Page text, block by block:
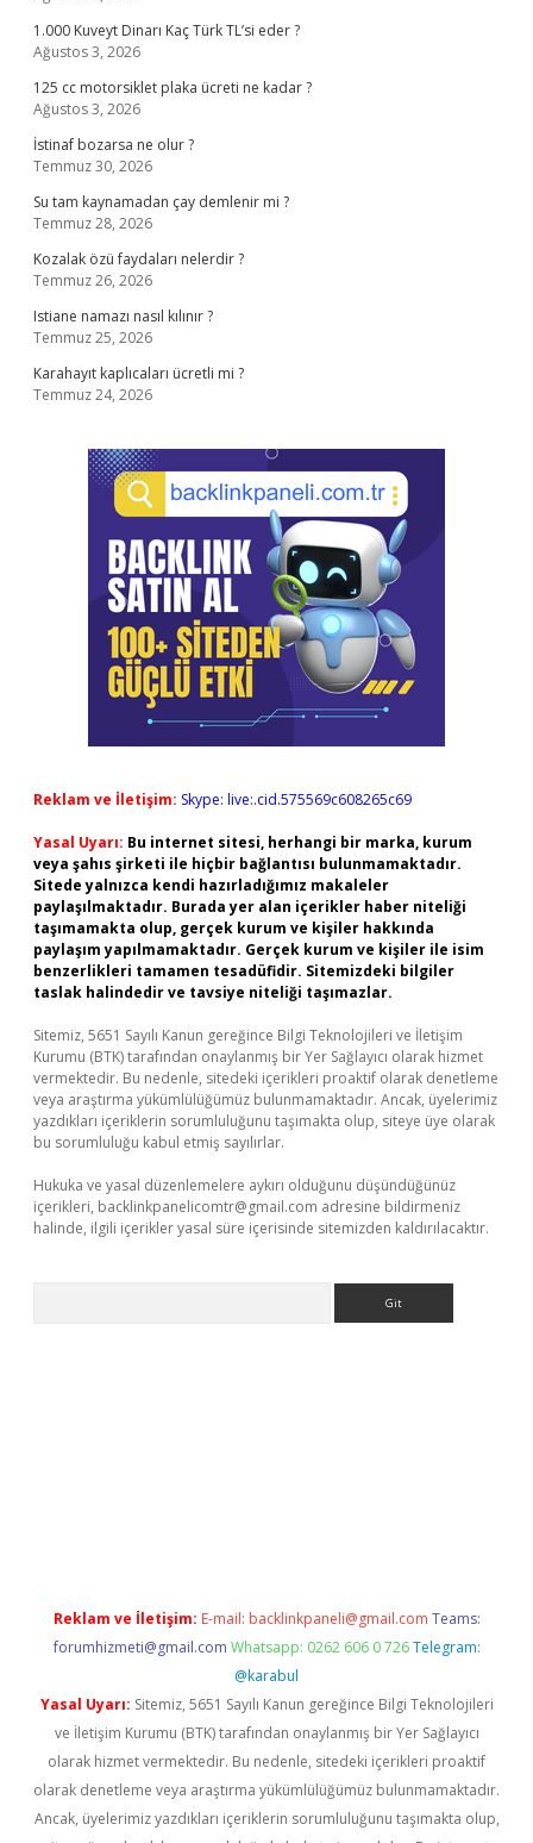
1.000 Kuveyt Dinarı Kaç Türk TL’si eder ?
Ağustos 3, 2026
125 cc motorsiklet plaka ücreti ne kadar ?
Ağustos 3, 2026
İstinaf bozarsa ne olur ?
Temmuz 30, 2026
Su tam kaynamadan çay demlenir mi ?
Temmuz 28, 2026
Kozalak özü faydaları nelerdir ?
Temmuz 26, 2026
Istiane namazı nasıl kılınır ?
Temmuz 25, 2026
Karahayıt kaplıcaları ücretli mi ?
Temmuz 24, 2026
Reklam ve İletişim: Skype: live:.cid.575569c608265c69
Yasal Uyarı: Bu internet sitesi, herhangi bir marka, kurum
veya şahıs şirketi ile hiçbir bağlantısı bulunmamaktadır.
Sitede yalnızca kendi hazırladığımız makaleler
paylaşılmaktadır. Burada yer alan içerikler haber niteliği
taşımamakta olup, gerçek kurum ve kişiler hakkında
paylaşım yapılmamaktadır. Gerçek kurum ve kişiler ile isim
benzerlikleri tamamen tesadüfidir. Sitemizdeki bilgiler
taslak halindedir ve tavsiye niteliği taşımazlar.
Sitemiz, 5651 Sayılı Kanun gereğince Bilgi Teknolojileri ve İletişim
Kurumu (BTK) tarafından onaylanmış bir Yer Sağlayıcı olarak hizmet
vermektedir. Bu nedenle, sitedeki içerikleri proaktif olarak denetleme
veya araştırma yükümlülüğümüz bulunmamaktadır. Ancak, üyelerimiz
yazdıkları içeriklerin sorumluluğunu taşımakta olup, siteye üye olarak
bu sorumluluğu kabul etmiş sayılırlar.
Hukuka ve yasal düzenlemelere aykırı olduğunu düşündüğünüz
içerikleri, backlinkpanelicomtr@gmail.com adresine bildirmeniz
halinde, ilgili içerikler yasal süre içerisinde sitemizden kaldırılacaktır.
Reklam ve İletişim: E-mail: backlinkpaneli@gmail.com Teams:
forumhizmeti@gmail.com Whatsapp: 0262 606 0 726 Telegram:
@karabul
Yasal Uyarı: Sitemiz, 5651 Sayılı Kanun gereğince Bilgi Teknolojileri
ve İletişim Kurumu (BTK) tarafından onaylanmış bir Yer Sağlayıcı
olarak hizmet vermektedir. Bu nedenle, sitedeki içerikleri proaktif
olarak denetleme veya araştırma yükümlülüğümüz bulunmamaktadır.
Ancak, üyelerimiz yazdıkları içeriklerin sorumluluğunu taşımakta olup,